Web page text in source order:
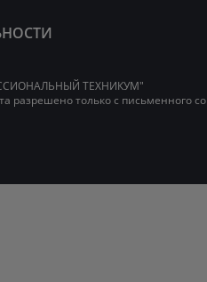
ТЕХНИКУМ"
разрешено только с письменного